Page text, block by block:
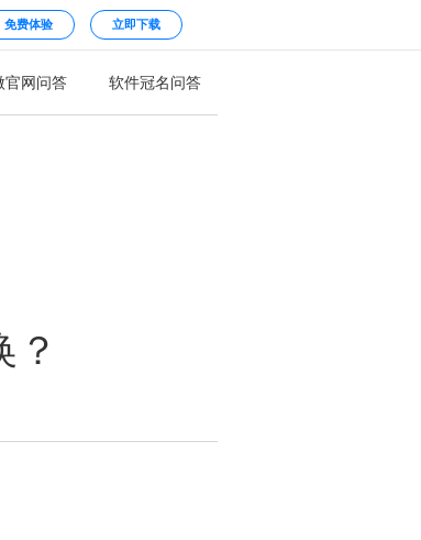
免费体验 立即下载
官网问答 软件冠名问答